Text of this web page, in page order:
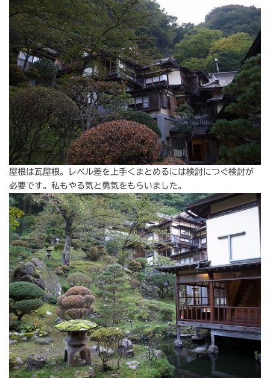
屋根は瓦屋根。レベル差を上手くまとめるには検討につぐ検討が
必要です。私もやる気と勇気をもらいました。